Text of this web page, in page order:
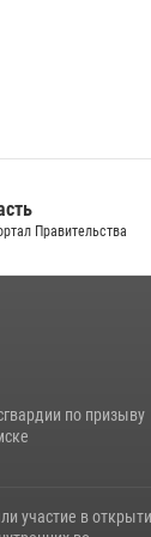
Правительства
по призыву
участие в